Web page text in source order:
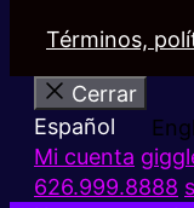
Términos,
Cerrar
Español
Mi cuenta
626.999.8888